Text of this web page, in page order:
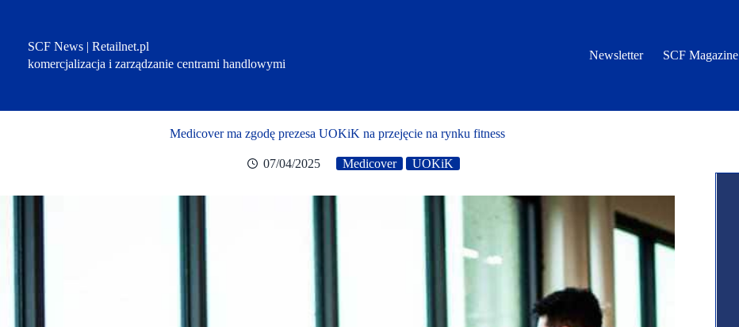
SCF News | Retailnet.pl
komercjalizacja i zarządzanie centrami handlowymi
Newsletter SCF Magazine
Medicover ma zgodę prezesa UOKiK na przejęcie na rynku fitness
07/04/2025 Medicover UOKiK